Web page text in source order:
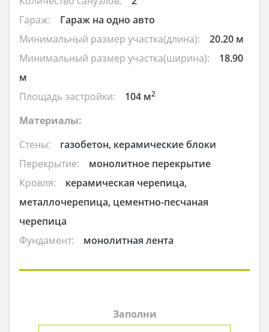
Гараж:
Гараж на одно авто
Минимальный размер участка(длина):
20.20 м
Минимальный размер участка(ширина):
18.90
м
Площадь застройки:
104 м2
Материалы:
Стены:
газобетон, керамические блоки
Перекрытие:
монолитное перекрытие
Кровля:
керамическая черепица,
металлочерепица, цементно-песчаная
черепица
Фундамент:
монолитная лента
Заполни